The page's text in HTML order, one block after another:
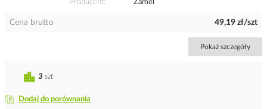
Producent
Zamel
Cena brutto 49,19 zł/szt
Pokaż szczegóły
Dodaj do porównania
3 szt